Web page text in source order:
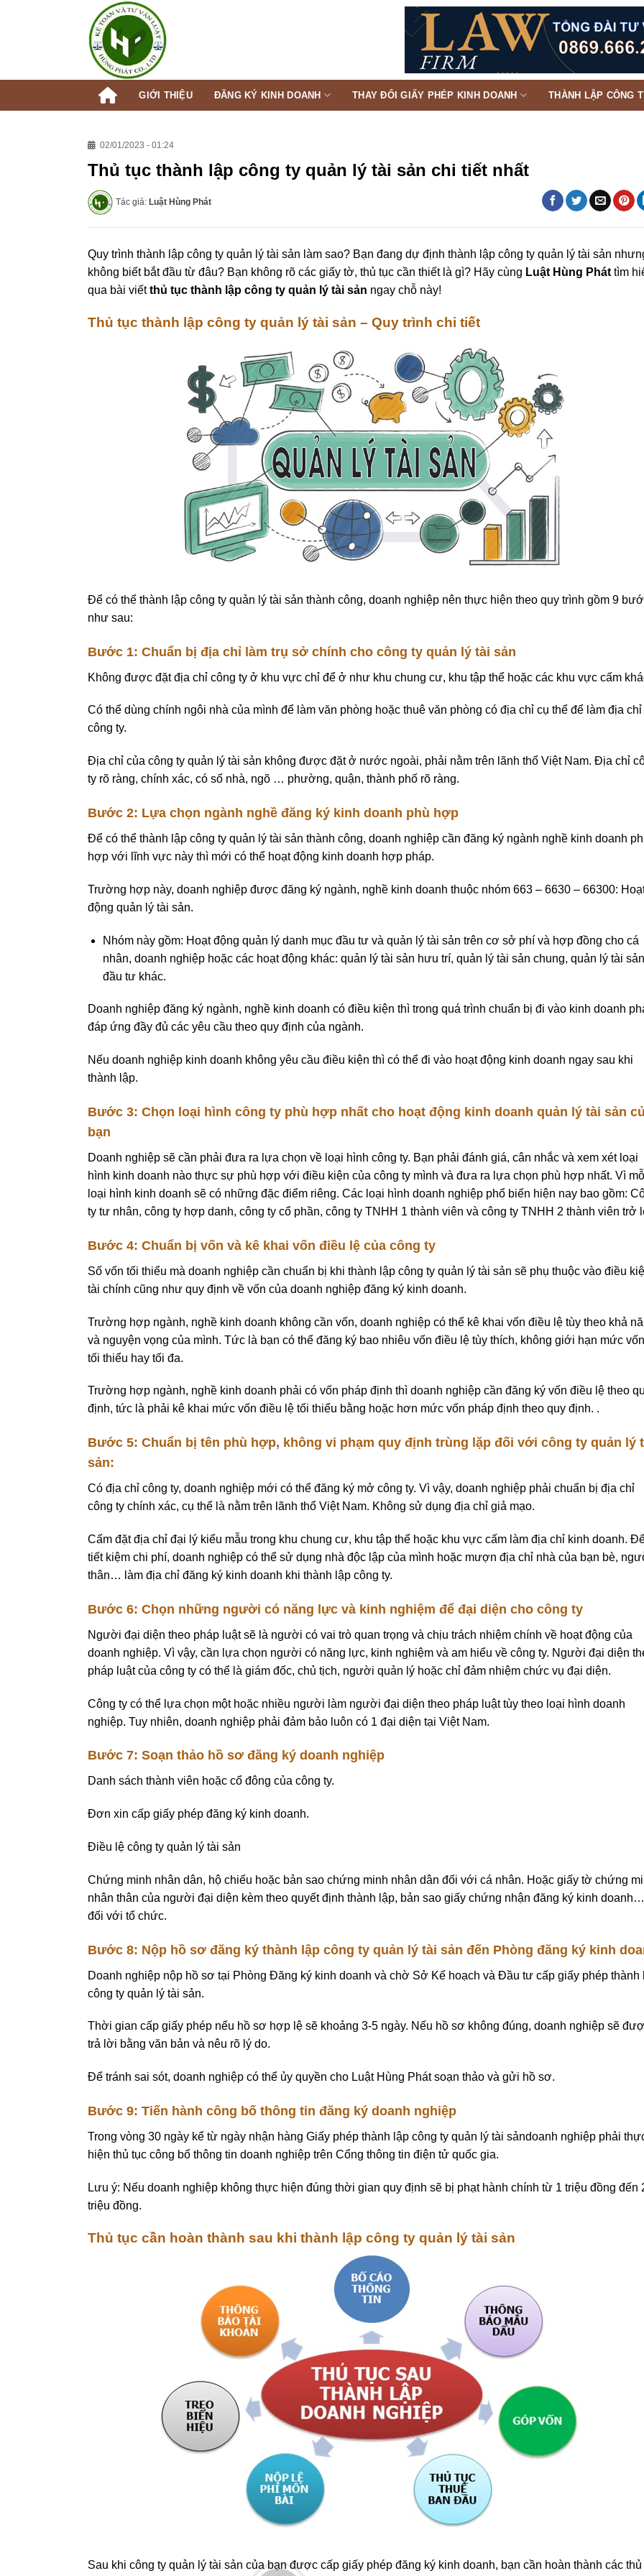
GIỚI THIỆU ĐĂNG KÝ KINH DOANH THAY ĐỔI GIẤY PHÉP KINH DOANH THÀNH LẬP CÔNG
02/01/2023 - 01:24
Thủ tục thành lập công ty quản lý tài sản chi tiết nhất
Tác giả: Luật Hùng Phát
Quy trình thành lập công ty quản lý tài sản làm sao? Bạn đang dự định thành lập công ty quản lý tài sản
không biết bắt đầu từ đâu? Bạn không rõ các giấy tờ, thủ tục cần thiết là gì? Hãy cùng Luật Hùng Phát tìm
qua bài viếtthủ tục thành lập công ty quản lý tài sản ngay chỗ này!
Thủ tục thành lập công ty quản lý tài sản – Quy trình chi tiết
Để có thể thành lập công ty quản lý tài sản thành công, doanh nghiệp nên thực hiện theo quy trình gồm 9
như sau:
Bước 1: Chuẩn bị địa chỉ làm trụ sở chính cho công ty quản lý tài sản
Không được đặt địa chỉ công ty ở khu vực chỉ để ở như khu chung cư, khu tập thể hoặc các khu vực cấm
Có thể dùng chính ngôi nhà của mình để làm văn phòng hoặc thuê văn phòng có địa chỉ cụ thể để làm địa chỉ
công ty.
Địa chỉ của công ty quản lý tài sản không được đặt ở nước ngoài, phải nằm trên lãnh thổ Việt Nam. Địa chỉ
ty rõ ràng, chính xác, có số nhà, ngõ … phường, quận, thành phố rõ ràng.
Bước 2: Lựa chọn ngành nghề đăng ký kinh doanh phù hợp
Để có thể thành lập công ty quản lý tài sản thành công, doanh nghiệp cần đăng ký ngành nghề kinh doanh
hợp với lĩnh vực này thì mới có thể hoạt động kinh doanh hợp pháp.
Trường hợp này, doanh nghiệp được đăng ký ngành, nghề kinh doanh thuộc nhóm 663 – 6630 – 66300:
động quản lý tài sản.
Nhóm này gồm: Hoạt động quản lý danh mục đầu tư và quản lý tài sản trên cơ sở phí và hợp đồng cho cá
nhân, doanh nghiệp hoặc các hoạt động khác: quản lý tài sản hưu trí, quản lý tài sản chung, quản lý tài sản
đầu tư khác.
Doanh nghiệp đăng ký ngành, nghề kinh doanh có điều kiện thì trong quá trình chuẩn bị đi vào kinh doanh
đáp ứng đầy đủ các yêu cầu theo quy định của ngành.
Nếu doanh nghiệp kinh doanh không yêu cầu điều kiện thì có thể đi vào hoạt động kinh doanh ngay sau khi
thành lập.
Bước 3: Chọn loại hình công ty phù hợp nhất cho hoạt động kinh doanh quản lý tài sản
bạn
Doanh nghiệp sẽ cần phải đưa ra lựa chọn về loại hình công ty. Bạn phải đánh giá, cân nhắc và xem xét loại
hình kinh doanh nào thực sự phù hợp với điều kiện của công ty mình và đưa ra lựa chọn phù hợp nhất. Vì
loại hình kinh doanh sẽ có những đặc điểm riêng. Các loại hình doanh nghiệp phổ biến hiện nay bao gồm:
ty tư nhân, công ty hợp danh, công ty cổ phần, công ty TNHH 1 thành viên và công ty TNHH 2 thành viên trở
Bước 4: Chuẩn bị vốn và kê khai vốn điều lệ của công ty
Số vốn tối thiểu mà doanh nghiệp cần chuẩn bị khi thành lập công ty quản lý tài sản sẽ phụ thuộc vào điều
tài chính cũng như quy định về vốn của doanh nghiệp đăng ký kinh doanh.
Trường hợp ngành, nghề kinh doanh không cần vốn, doanh nghiệp có thể kê khai vốn điều lệ tùy theo khả
và nguyện vọng của mình. Tức là bạn có thể đăng ký bao nhiêu vốn điều lệ tùy thích, không giới hạn mức vốn
tối thiểu hay tối đa.
Trường hợp ngành, nghề kinh doanh phải có vốn pháp định thì doanh nghiệp cần đăng ký vốn điều lệ theo
định, tức là phải kê khai mức vốn điều lệ tối thiểu bằng hoặc hơn mức vốn pháp định theo quy định. .
Bước 5: Chuẩn bị tên phù hợp, không vi phạm quy định trùng lặp đối với công ty quản lý
sản:
Có địa chỉ công ty, doanh nghiệp mới có thể đăng ký mở công ty. Vì vậy, doanh nghiệp phải chuẩn bị địa chỉ
công ty chính xác, cụ thể là nằm trên lãnh thổ Việt Nam. Không sử dụng địa chỉ giả mạo.
Cấm đặt địa chỉ đại lý kiểu mẫu trong khu chung cư, khu tập thể hoặc khu vực cấm làm địa chỉ kinh doanh.
tiết kiệm chi phí, doanh nghiệp có thể sử dụng nhà độc lập của mình hoặc mượn địa chỉ nhà của bạn bè,
thân… làm địa chỉ đăng ký kinh doanh khi thành lập công ty.
Bước 6: Chọn những người có năng lực và kinh nghiệm để đại diện cho công ty
Người đại diện theo pháp luật sẽ là người có vai trò quan trọng và chịu trách nhiệm chính về hoạt động của
doanh nghiệp. Vì vậy, cần lựa chọn người có năng lực, kinh nghiệm và am hiểu về công ty. Người đại diện
pháp luật của công ty có thể là giám đốc, chủ tịch, người quản lý hoặc chỉ đảm nhiệm chức vụ đại diện.
Công ty có thể lựa chọn một hoặc nhiều người làm người đại diện theo pháp luật tùy theo loại hình doanh
nghiệp. Tuy nhiên, doanh nghiệp phải đảm bảo luôn có 1 đại diện tại Việt Nam.
Bước 7: Soạn thảo hồ sơ đăng ký doanh nghiệp
Danh sách thành viên hoặc cổ đông của công ty.
Đơn xin cấp giấy phép đăng ký kinh doanh.
Điều lệ công ty quản lý tài sản
Chứng minh nhân dân, hộ chiếu hoặc bản sao chứng minh nhân dân đối với cá nhân. Hoặc giấy tờ chứng
nhân thân của người đại diện kèm theo quyết định thành lập, bản sao giấy chứng nhận đăng ký kinh doanh…
đối với tổ chức.
Bước 8: Nộp hồ sơ đăng ký thành lập công ty quản lý tài sản đến Phòng đăng ký kinh
Doanh nghiệp nộp hồ sơ tại Phòng Đăng ký kinh doanh và chờ Sở Kế hoạch và Đầu tư cấp giấy phép thành
công ty quản lý tài sản.
Thời gian cấp giấy phép nếu hồ sơ hợp lệ sẽ khoảng 3-5 ngày. Nếu hồ sơ không đúng, doanh nghiệp sẽ
trả lời bằng văn bản và nêu rõ lý do.
Để tránh sai sót, doanh nghiệp có thể ủy quyền cho Luật Hùng Phát soạn thảo và gửi hồ sơ.
Bước 9: Tiến hành công bố thông tin đăng ký doanh nghiệp
Trong vòng 30 ngày kể từ ngày nhận hàng Giấy phép thành lập công ty quản lý tài sảndoanh nghiệp phải
hiện thủ tục công bố thông tin doanh nghiệp trên Cổng thông tin điện tử quốc gia.
Lưu ý: Nếu doanh nghiệp không thực hiện đúng thời gian quy định sẽ bị phạt hành chính từ 1 triệu đồng đến
triệu đồng.
Thủ tục cần hoàn thành sau khi thành lập công ty quản lý tài sản
Sau khi công ty quản lý tài sản của bạn được cấp giấy phép đăng ký kinh doanh, bạn cần hoàn thành các thủ